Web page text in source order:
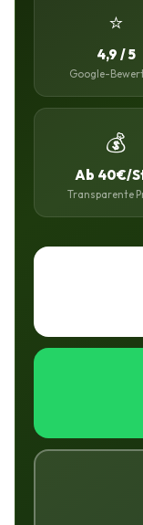
⭐
4,9 / 5
Google-
💰
Ab 40€/
Transparente